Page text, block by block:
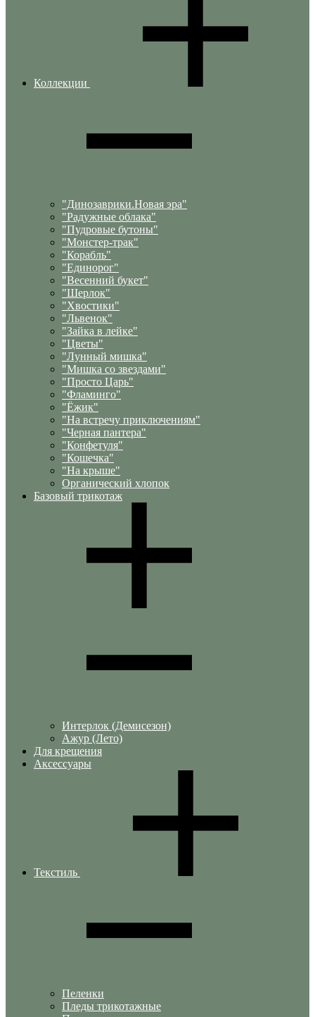
Коллекции
"Динозаврики.Новая эра"
"Радужные облака"
"Пудровые бутоны"
"Монстер-трак"
"Корабль"
"Единорог"
"Весенний букет"
"Шерлок"
"Хвостики"
"Львенок"
"Зайка в лейке"
"Цветы"
"Лунный мишка"
"Мишка со звездами"
"Просто Царь"
"Фламинго"
"Ёжик"
"На встречу приключениям"
"Черная пантера"
"Конфетуля"
"Кошечка"
"На крыше"
Органический хлопок
Базовый трикотаж
Интерлок (Демисезон)
Ажур (Лето)
Для крещения
Аксессуары
Текстиль
Пеленки
Пледы трикотажные